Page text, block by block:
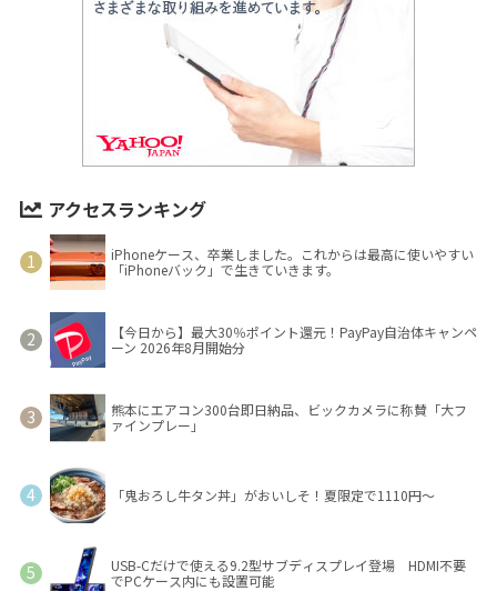
アクセスランキング
iPhoneケース、卒業しました。これからは最高に使いやすい
「iPhoneバック」で生きていきます。
【今日から】最大30％ポイント還元！PayPay自治体キャンペ
ーン 2026年8月開始分
熊本にエアコン300台即日納品、ビックカメラに称賛「大フ
ァインプレー」
「鬼おろし牛タン丼」がおいしそ！夏限定で1110円～
USB-Cだけで使える9.2型サブディスプレイ登場 HDMI不要
でPCケース内にも設置可能